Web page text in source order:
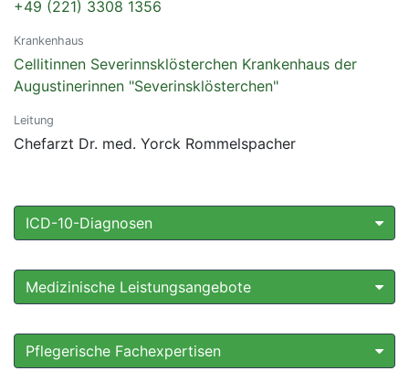
+49 (221) 3308 1356
Krankenhaus
Cellitinnen Severinnsklösterchen Krankenhaus der
Augustinerinnen "Severinsklösterchen"
Leitung
Chefarzt Dr. med. Yorck Rommelspacher
ICD-10-Diagnosen
Medizinische Leistungsangebote
Pflegerische Fachexpertisen